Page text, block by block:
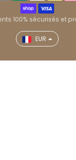
100% sécurisés et
EUR